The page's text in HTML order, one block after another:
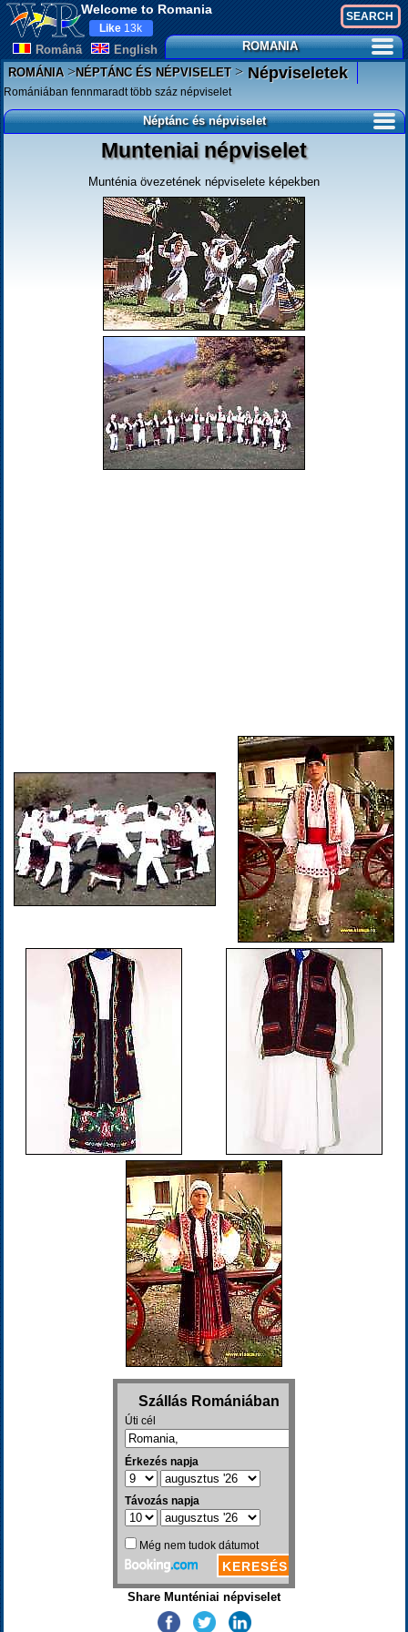
Welcome to Romania
Românã English
Like 13k
ROMANIA
ROMÁNIA>NÉPTÁNC ÉS NÉPVISELET>Népviseletek
Romániában fennmaradt több száz népviselet
Néptánc és népviselet
Munteniai népviselet
Munténia övezetének népviselete képekben
Share Munténiai népviselet